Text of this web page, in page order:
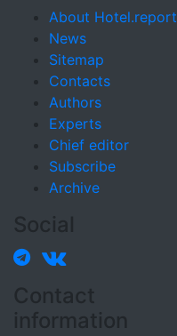
About Hotel.report
News
Sitemap
Contacts
Authors
Experts
Chief editor
Subscribe
Archive
Social
Contact
information